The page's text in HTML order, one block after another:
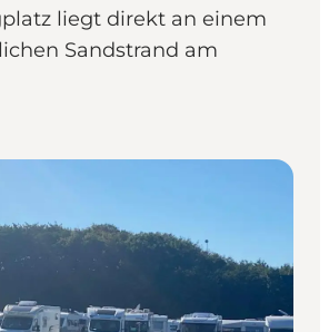
liegt direkt an einem
Sandstrand am